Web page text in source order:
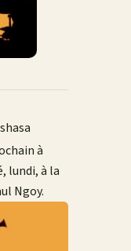
à
lundi, à la
Ngoy.